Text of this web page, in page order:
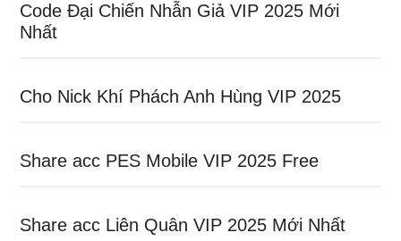
Code Đại Chiến Nhẫn Giả VIP 2025 Mới
Nhất
Cho Nick Khí Phách Anh Hùng VIP 2025
Share acc PES Mobile VIP 2025 Free
Share acc Liên Quân VIP 2025 Mới Nhất